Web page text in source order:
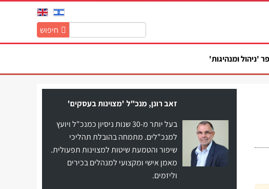
באתר:
חיפוש
'ניהול ומנהיגות'
זאב רונן, מנכ"ל 'מצוינות בעסקים'
בעל יותר מ-30 שנות ניסיון כמנכ"ל ויועץ
למנכ"לים. מתמחה בהובלת תהליכי
שיפור והטמעת שיטות למצוינות תפעולית.
מאמן אישי ומקצועי למנהלים בכירים
וליזמים.